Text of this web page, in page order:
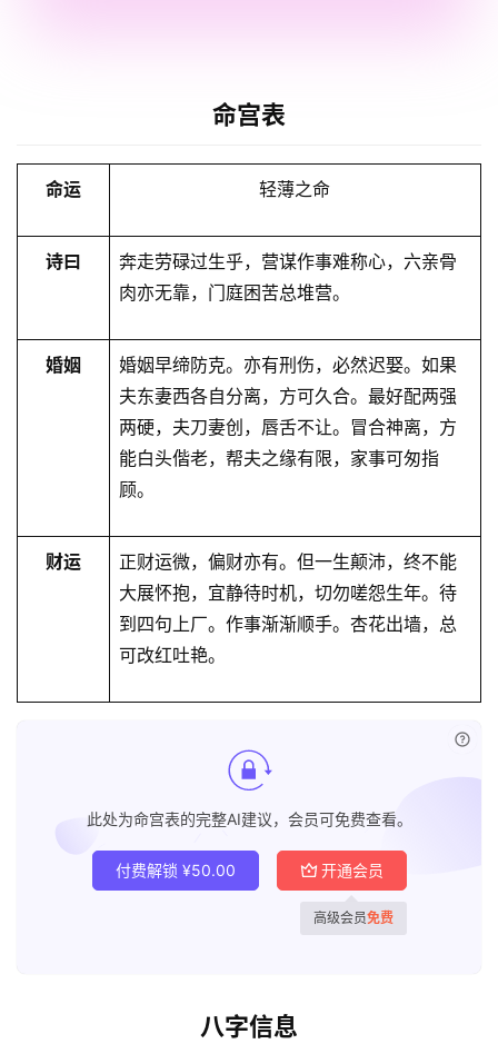
命宫表
命运 轻薄之命
诗曰
奔走劳碌过生乎，营谋作事难称心，六亲⻣
肉亦无靠，⻔庭困苦总堆营。
婚姻
婚姻早缔防克。亦有刑伤，必然迟娶。如果
夫东妻⻄各自分离，方可久合。最好配两强
两硬，夫刀妻创，唇舌不让。冒合神离，方
能白头偕老，帮夫之缘有限，家事可匆指
顾。
财运
正财运微，偏财亦有。但一生颠沛，终不能
大展怀抱，宜静待时机，切勿嗟怨生年。待
到四句上厂。作事渐渐顺手。杏花出墙，总
可改红吐艳。
此处为命宫表的完整AI建议，会员可免费查看。
付费解锁 ¥50.00 开通会员
高级会员免费
八字信息